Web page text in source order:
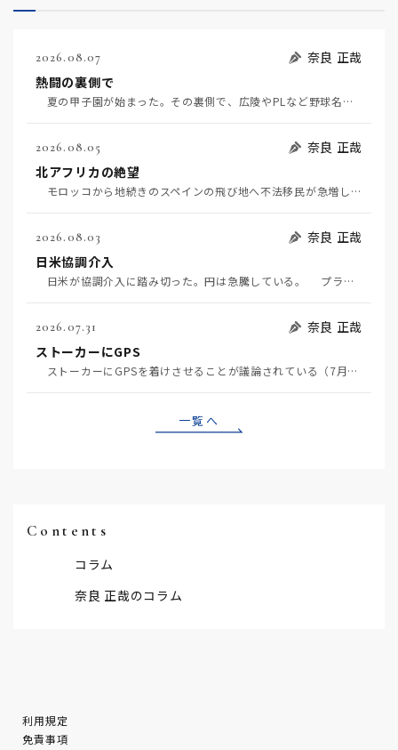
2026.08.07
奈良 正哉
熱闘の裏側で
夏の甲子園が始まった。その裏側で、広陵やPLなど野球名門校（だった）の不祥事のその後について、「熱…
2026.08.05
奈良 正哉
北アフリカの絶望
モロッコから地続きのスペインの飛び地へ不法移民が急増していて、当地の大問題となっている。「海を泳い…
2026.08.03
奈良 正哉
日米協調介入
日米が協調介入に踏み切った。円は急騰している。 プラザ合意以降、協調介入は為替相場の転機になって…
2026.07.31
奈良 正哉
ストーカーにGPS
ストーカーにGPSを着けさせることが議論されている（7月29日日経）。反対派は「ストーカーにも人権…
一覧へ
Contents
コラム
奈良 正哉のコラム
利用規定
免責事項